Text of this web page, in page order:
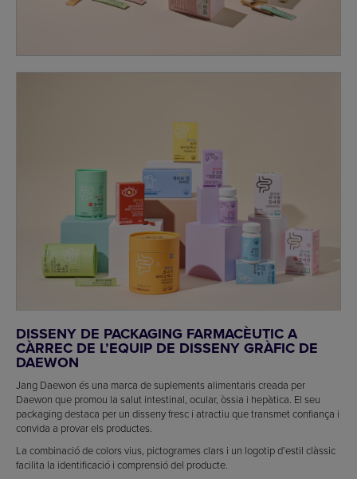
DISSENY DE PACKAGING FARMACÈUTIC A
CÀRREC DE L’EQUIP DE DISSENY GRÀFIC DE
DAEWON
Jang Daewon és una marca de suplements alimentaris creada per
Daewon que promou la salut intestinal, ocular, òssia i hepàtica. El seu
packaging destaca per un disseny fresc i atractiu que transmet confiança i
convida a provar els productes.
La combinació de colors vius, pictogrames clars i un logotip d’estil clàssic
facilita la identificació i comprensió del producte.